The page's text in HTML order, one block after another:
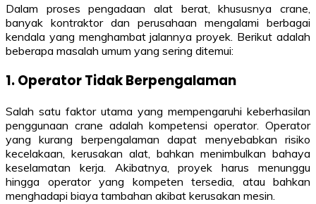
Dalam proses pengadaan alat berat, khususnya crane,
banyak kontraktor dan perusahaan mengalami berbagai
kendala yang menghambat jalannya proyek. Berikut adalah
beberapa masalah umum yang sering ditemui:
1. Operator Tidak Berpengalaman
Salah satu faktor utama yang mempengaruhi keberhasilan
penggunaan crane adalah kompetensi operator. Operator
yang kurang berpengalaman dapat menyebabkan risiko
kecelakaan, kerusakan alat, bahkan menimbulkan bahaya
keselamatan kerja. Akibatnya, proyek harus menunggu
hingga operator yang kompeten tersedia, atau bahkan
menghadapi biaya tambahan akibat kerusakan mesin.